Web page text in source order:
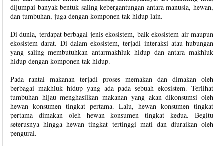
dijumpai banyak bentuk saling kebergantungan antara manusia, hewan,
dan tumbuhan, juga dengan komponen tak hidup lain.
Di dunia, terdapat berbagai jenis ekosistem, baik ekosistem air maupun
ekosistem darat. Di dalam ekosistem, terjadi interaksi atau hubungan
yang saling membutuhkan antarmakhluk hidup dan antara makhluk
hidup dengan komponen tak hidup.
Pada rantai makanan terjadi proses memakan dan dimakan oleh
berbagai makhluk hidup yang ada pada sebuah ekosistem. Terlihat
tumbuhan hijau menghasilkan makanan yang akan dikonsumsi oleh
hewan konsumen tingkat pertama. Lalu, hewan konsumen tingkat
pertama dimakan oleh hewan konsumen tingkat kedua. Begitu
seterusnya hingga hewan tingkat tertinggi mati dan diuraikan oleh
pengurai.